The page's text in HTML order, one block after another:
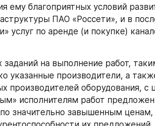
ему благоприятных условий
ПАО «Россети», и в
услуг по аренде (и покупке)
указанные производители, а
производителей оборудования, с
исполнителям работ
значительно завышенным ценам,